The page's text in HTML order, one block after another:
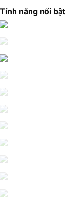
Tính năng nổi bật